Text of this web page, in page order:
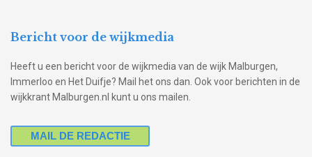
Bericht voor de wijkmedia
Heeft u een bericht voor de wijkmedia van de wijk Malburgen,
Immerloo en Het Duifje? Mail het ons dan. Ook voor berichten in de
wijkkrant Malburgen.nl kunt u ons mailen.
MAIL DE REDACTIE